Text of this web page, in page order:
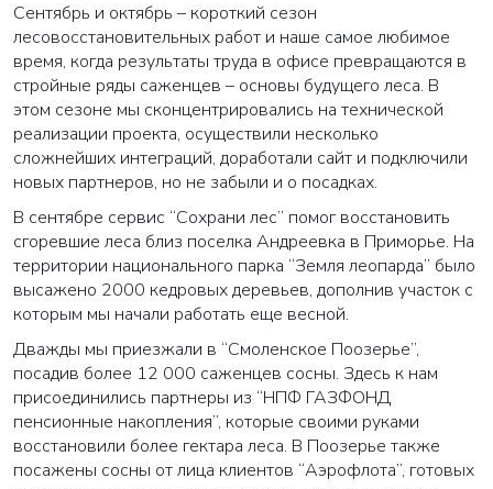
Сентябрь и октябрь – короткий сезон
лесовосстановительных работ и наше самое любимое
время, когда результаты труда в офисе превращаются в
стройные ряды саженцев – основы будущего леса. В
этом сезоне мы сконцентрировались на технической
реализации проекта, осуществили несколько
сложнейших интеграций, доработали сайт и подключили
новых партнеров, но не забыли и о посадках.
В сентябре сервис “Сохрани лес” помог восстановить
сгоревшие леса близ поселка Андреевка в Приморье. На
территории национального парка “Земля леопарда” было
высажено 2000 кедровых деревьев, дополнив участок с
которым мы начали работать еще весной.
Дважды мы приезжали в “Смоленское Поозерье”,
посадив более 12 000 саженцев сосны. Здесь к нам
присоединились партнеры из “НПФ ГАЗФОНД
пенсионные накопления”, которые своими руками
восстановили более гектара леса. В Поозерье также
посажены сосны от лица клиентов “Аэрофлота”, готовых